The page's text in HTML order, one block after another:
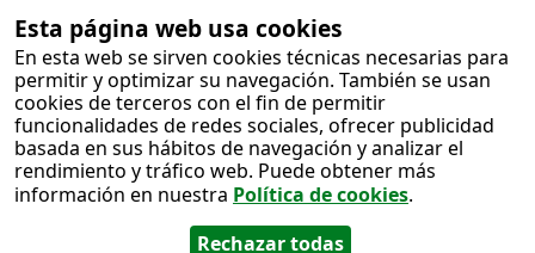
Esta página web usa cookies
En esta web se sirven cookies técnicas necesarias para
permitir y optimizar su navegación. También se usan
cookies de terceros con el fin de permitir
funcionalidades de redes sociales, ofrecer publicidad
basada en sus hábitos de navegación y analizar el
rendimiento y tráfico web. Puede obtener más
información en nuestra Política de cookies.